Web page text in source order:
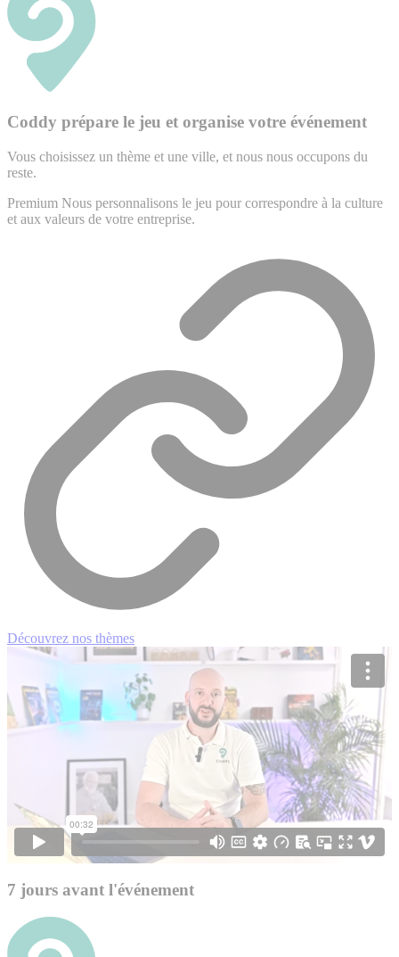
Coddy prépare le jeu et organise votre événement
Vous choisissez un thème et une ville, et nous nous occupons du
reste.
Premium Nous personnalisons le jeu pour correspondre à la culture
et aux valeurs de votre entreprise.
Découvrez nos thèmes
7 jours avant l'événement